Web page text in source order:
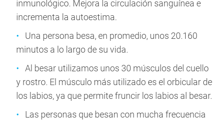
inmunológico. Mejora la circulación sanguínea e
incrementa la autoestima.
Una persona besa, en promedio, unos 20.160
minutos a lo largo de su vida.
Al besar utilizamos unos 30 músculos del cuello
y rostro. El músculo más utilizado es el orbicular de
los labios, ya que permite fruncir los labios al besar.
Las personas que besan con mucha frecuencia